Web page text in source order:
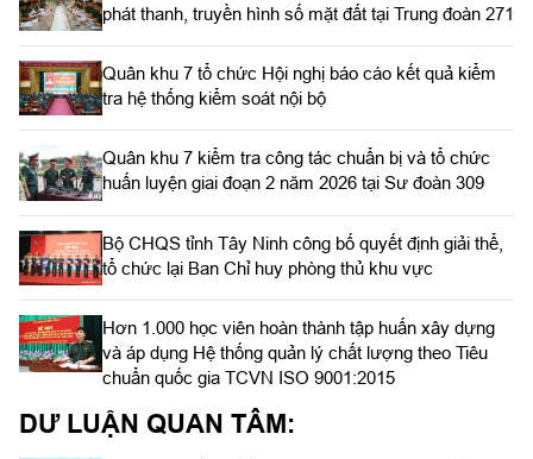
phát thanh, truyền hình số mặt đất tại Trung đoàn 271
Quân khu 7 tổ chức Hội nghị báo cáo kết quả kiểm
tra hệ thống kiểm soát nội bộ
Quân khu 7 kiểm tra công tác chuẩn bị và tổ chức
huấn luyện giai đoạn 2 năm 2026 tại Sư đoàn 309
Bộ CHQS tỉnh Tây Ninh công bố quyết định giải thể,
tổ chức lại Ban Chỉ huy phòng thủ khu vực
Hơn 1.000 học viên hoàn thành tập huấn xây dựng
và áp dụng Hệ thống quản lý chất lượng theo Tiêu
chuẩn quốc gia TCVN ISO 9001:2015
DƯ LUẬN QUAN TÂM: